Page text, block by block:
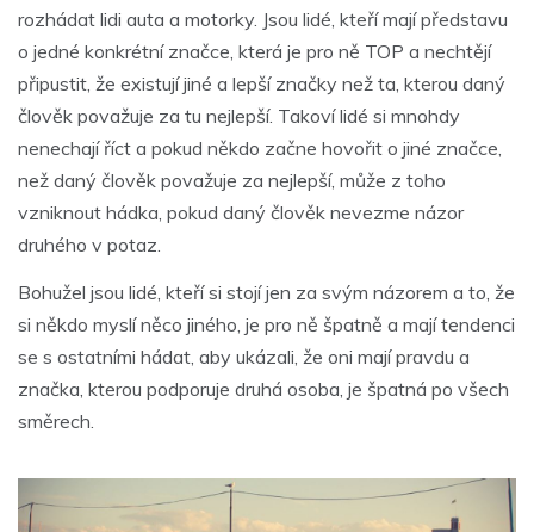
rozhádat lidi auta a motorky. Jsou lidé, kteří mají představu
o jedné konkrétní značce, která je pro ně TOP a nechtějí
připustit, že existují jiné a lepší značky než ta, kterou daný
člověk považuje za tu nejlepší. Takoví lidé si mnohdy
nenechají říct a pokud někdo začne hovořit o jiné značce,
než daný člověk považuje za nejlepší, může z toho
vzniknout hádka, pokud daný člověk nevezme názor
druhého v potaz.
Bohužel jsou lidé, kteří si stojí jen za svým názorem a to, že
si někdo myslí něco jiného, je pro ně špatně a mají tendenci
se s ostatními hádat, aby ukázali, že oni mají pravdu a
značka, kterou podporuje druhá osoba, je špatná po všech
směrech.